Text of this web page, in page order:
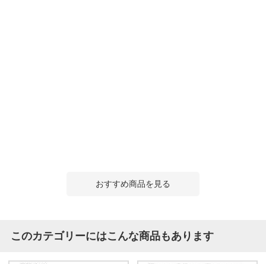
おすすめ商品を見る
このカテゴリーにはこんな商品もあります